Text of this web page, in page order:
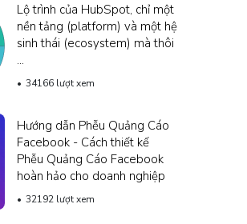
Lộ trình của HubSpot, chỉ một
nền tảng (platform) và một hệ
sinh thái (ecosystem) mà thôi
...
34166 lượt xem
Hướng dẫn Phễu Quảng Cáo
Facebook - Cách thiết kế
Phễu Quảng Cáo Facebook
hoàn hảo cho doanh nghiệp
32192 lượt xem